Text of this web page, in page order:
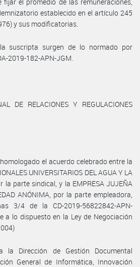
establecido en el artículo 245
y sus modificatorias.
suscripta surgen de lo normado por
2019-182-APN-JGM.
DE RELACIONES Y REGULACIONES
homologado el acuerdo celebrado entre la
UNIVERSITARIOS DEL AGUA Y LA
la parte sindical, y la EMPRESA JUJEÑA
ANÓNIMA, por la parte empleadora,
3/4 de la CD-2019-56822842-APN-
a lo dispuesto en la Ley de Negociación
la Dirección de Gestión Documental
General de Informática, Innovación